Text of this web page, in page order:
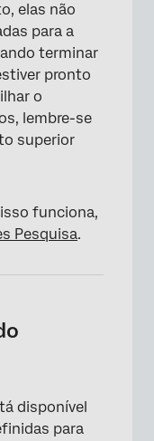
×
elas não
para a
terminar
pronto
o
lembre-se
superior
funciona,
Pesquisa.
disponível
para